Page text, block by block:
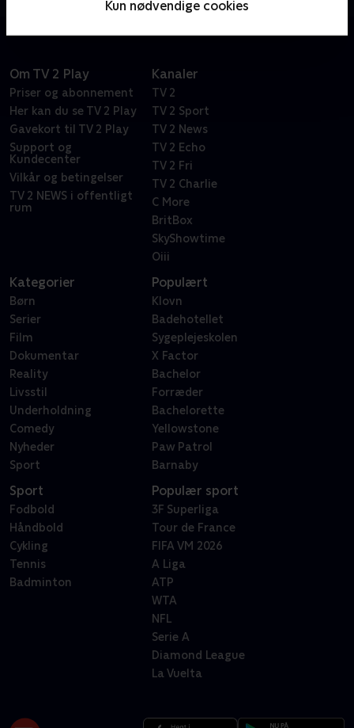
Kun nødvendige cookies
Om TV 2 Play
Priser og abonnement
Her kan du se TV 2 Play
Gavekort til TV 2 Play
Support og
Kundecenter
Vilkår og betingelser
TV 2 NEWS i offentligt
rum
Kanaler
TV 2
TV 2 Sport
TV 2 News
TV 2 Echo
TV 2 Fri
TV 2 Charlie
C More
BritBox
SkyShowtime
Oiii
Kategorier
Børn
Serier
Film
Dokumentar
Reality
Livsstil
Underholdning
Comedy
Nyheder
Sport
Populært
Klovn
Badehotellet
Sygeplejeskolen
X Factor
Bachelor
Forræder
Bachelorette
Yellowstone
Paw Patrol
Barnaby
Sport
Fodbold
Håndbold
Cykling
Tennis
Badminton
Populær sport
3F Superliga
Tour de France
FIFA VM 2026
A Liga
ATP
WTA
NFL
Serie A
Diamond League
La Vuelta